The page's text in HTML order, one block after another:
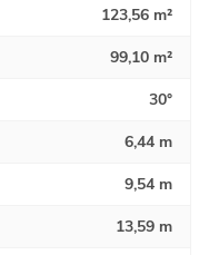
123,56 m²
99,10 m²
30°
6,44 m
9,54 m
13,59 m